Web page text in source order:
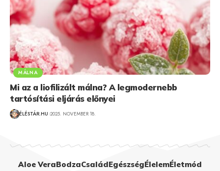
MÁLNA
Mi az a liofilizált málna? A legmodernebb
tartósítási eljárás előnyei
ÉLÉSTÁR.HU 2025. NOVEMBER 18.
Aloe VeraBodzaCsaládEgészségÉlelemÉletmód